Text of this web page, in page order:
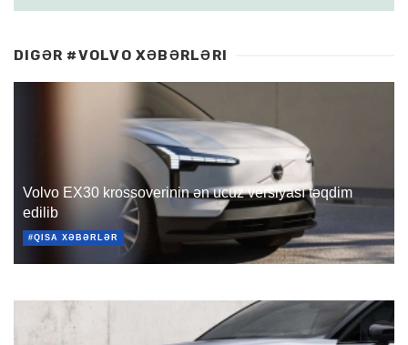
DIGƏR #VOLVO XƏBƏRLƏRI
Volvo EX30 krossoverinin ən ucuz versiyası təqdim
edilib
#QISA XƏBƏRLƏR